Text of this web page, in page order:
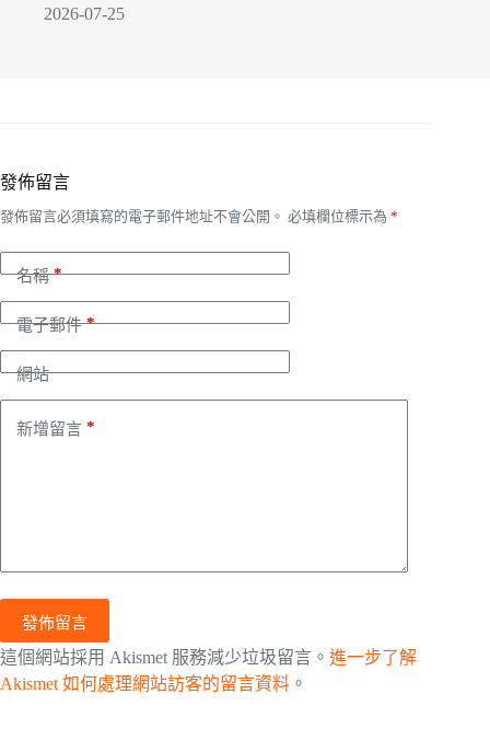
2026-07-25
發佈留言
發佈留言必須填寫的電子郵件地址不會公開。 必填欄位標示為 *
名稱*
電子郵件*
網站
新增留言 *
發佈留言
這個網站採用 Akismet 服務減少垃圾留言。 進一步了解
Akismet 如何處理網站訪客的留言資料 。